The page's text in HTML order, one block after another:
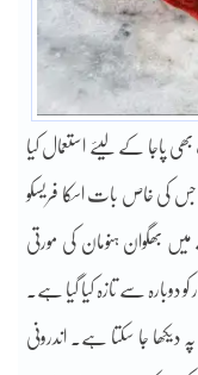
پاجا کے لیئے استعمال کیا
جس کی خاص بات اسکا فریسکو
بھگوان ہنومان کی مورتی
سے تازہ کیا گیا ہے۔
دیکھا جا سکتا ہے۔ اندرونی